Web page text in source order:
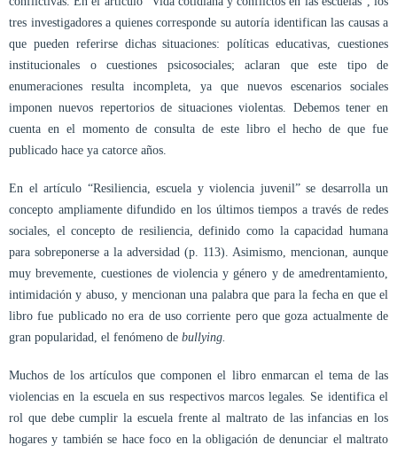
tres investigadores a quienes corresponde su autoría identifican las causas a
que pueden referirse dichas situaciones: políticas educativas, cuestiones
institucionales o cuestiones psicosociales; aclaran que este tipo de
enumeraciones resulta incompleta, ya que nuevos escenarios sociales
imponen nuevos repertorios de situaciones violentas. Debemos tener en
cuenta en el momento de consulta de este libro el hecho de que fue
publicado hace ya catorce años.
En el artículo “Resiliencia, escuela y violencia juvenil” se desarrolla un
concepto ampliamente difundido en los últimos tiempos a través de redes
sociales, el concepto de resiliencia, definido como la capacidad humana
para sobreponerse a la adversidad (p. 113). Asimismo, mencionan, aunque
muy brevemente, cuestiones de violencia y género y de amedrentamiento,
intimidación y abuso, y mencionan una palabra que para la fecha en que el
libro fue publicado no era de uso corriente pero que goza actualmente de
gran popularidad, el fenómeno de bullying.
Muchos de los artículos que componen el libro enmarcan el tema de las
violencias en la escuela en sus respectivos marcos legales. Se identifica el
rol que debe cumplir la escuela frente al maltrato de las infancias en los
hogares y también se hace foco en la obligación de denunciar el maltrato